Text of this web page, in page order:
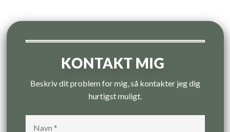
KONTAKT MIG
Beskriv dit problem for mig, så kontakter jeg dig
hurtigst muligt.